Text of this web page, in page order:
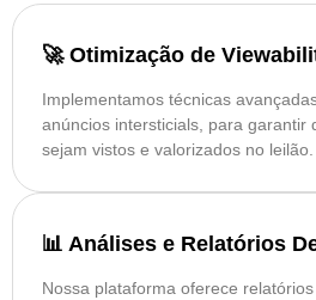
🚀 Otimização de
Implementamos técnicas
anúncios intersticials, para garantir
sejam vistos e valorizados no leilão.
📊 Análises e Relatórios
Nossa plataforma oferece